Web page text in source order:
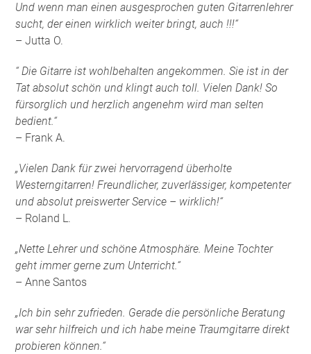
Und wenn man einen ausgesprochen guten Gitarrenlehrer
sucht, der einen wirklich weiter bringt, auch !!!“
– Jutta O.
“ Die Gitarre ist wohlbehalten angekommen. Sie ist in der
Tat absolut schön und klingt auch toll. Vielen Dank! So
fürsorglich und herzlich angenehm wird man selten
bedient.“
– Frank A.
„Vielen Dank für zwei hervorragend überholte
Westerngitarren! Freundlicher, zuverlässiger, kompetenter
und absolut preiswerter Service – wirklich!“
– Roland L.
„Nette Lehrer und schöne Atmosphäre. Meine Tochter
geht immer gerne zum Unterricht.“
– Anne Santos
„Ich bin sehr zufrieden. Gerade die persönliche Beratung
war sehr hilfreich und ich habe meine Traumgitarre direkt
probieren können.“